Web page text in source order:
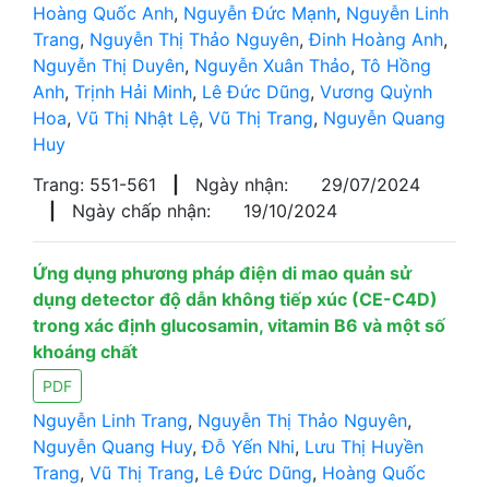
Hoàng Quốc Anh, Nguyễn Đức Mạnh, Nguyễn Linh
Trang, Nguyễn Thị Thảo Nguyên,Đinh Hoàng Anh,
Nguyễn Thị Duyên, Nguyễn Xuân Thảo, Tô Hồng
Anh, Trịnh Hải Minh, Lê Đức Dũng, Vương Quỳnh
Hoa, Vũ Thị Nhật Lệ, Vũ Thị Trang, Nguyễn Quang
Huy
Trang: 551-561
Ngày nhận:
29/07/2024
Ngày chấp nhận: 19/10/2024
Ứng dụng phương pháp điện di mao quản sử
dụng detector độ dẫn không tiếp xúc (CE-C4D)
trong xác định glucosamin, vitamin B6 và một số
khoáng chất
PDF
Nguyễn Linh Trang, Nguyễn Thị Thảo Nguyên,
Nguyễn Quang Huy,Đỗ Yến Nhi, Lưu Thị Huyền
Trang, Vũ Thị Trang, Lê Đức Dũng, Hoàng Quốc